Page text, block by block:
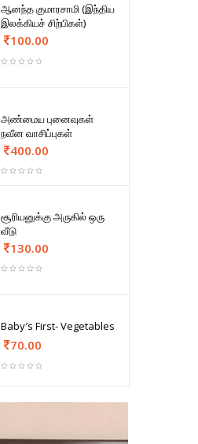
ஆனந்த குமாரசாமி (இந்திய
இலக்கியச் சிற்பிகள்)
100.00
அண்மைய புனைவுகள்
நவீன வாசிப்புகள்
400.00
சூரியனுக்கு அருகில் ஒரு
வீடு
130.00
Baby′s First- Vegetables
70.00